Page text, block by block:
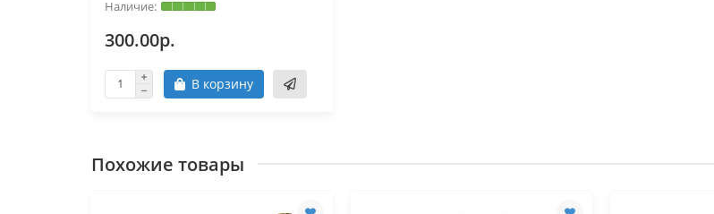
300.00р.
В корзину
Похожие товары